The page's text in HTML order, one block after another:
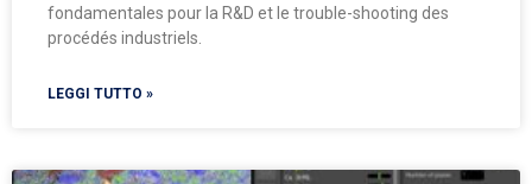
fondamentales pour la R&D et le trouble-shooting des
procédés industriels.
LEGGI TUTTO »